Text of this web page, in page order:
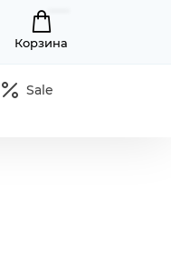
Корзина
Sale